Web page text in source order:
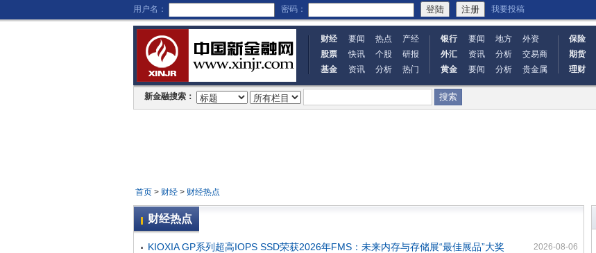
用户名： 密码： 我要投稿
财经 要闻 热点
产经
股票
快讯 个股
研报
基金
资讯 分析 热门
银行 要闻 地方
外资
外汇
资讯 分析
交易商
黄金
要闻 分析 贵金属
保险
期货
理财
新金融搜索：
首页> 财经> 财经热点
财经热点
2026-08-06
KIOXIA GP系列超高IOPS SSD荣获2026年FMS：未来内存与存储展“最佳展品”大奖